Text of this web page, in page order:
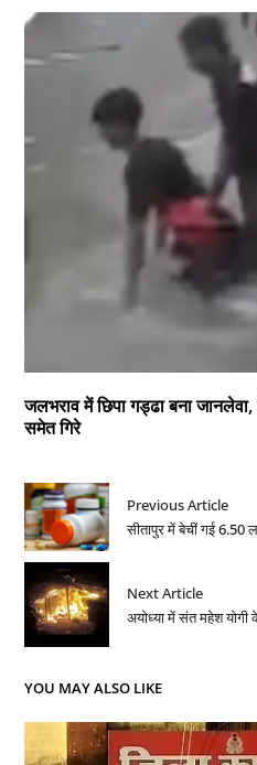
जलभराव में छिपा गड्ढा बना
समेत गिरे
Previous Article
सीतापुर में बेचीं गई 6.50
Next Article
अयोध्या में संत महेश
YOU MAY ALSO LIKE